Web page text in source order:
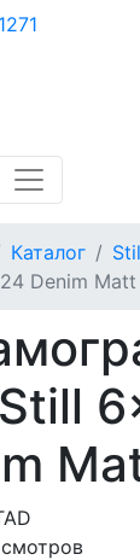
Каталог
Denim Matt